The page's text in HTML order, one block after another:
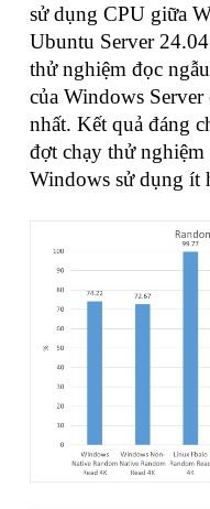
sử dụng CPU giữa
Ubuntu Server
thử nghiệm đọc
của Windows
nhất. Kết quả đáng
đợt chạy thử
Windows sử dụng